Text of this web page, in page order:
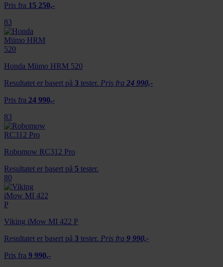
Pris fra 15 250,-
83
Honda Miimo HRM 520
Resultatet er basert på 3 tester. Pris fra 24 990,-
Pris fra 24 990,-
83
Robomow RC312 Pro
Resultatet er basert på 5 tester.
80
Viking iMow MI 422 P
Resultatet er basert på 3 tester. Pris fra 9 990,-
Pris fra 9 990,-